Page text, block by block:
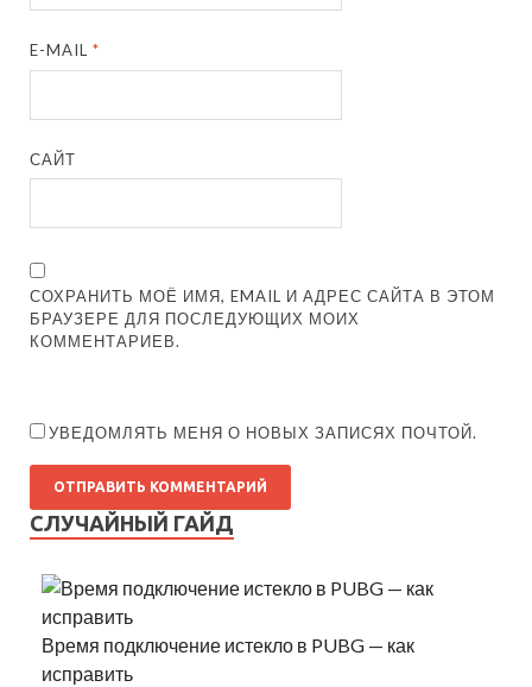
E-MAIL*
САЙТ
СОХРАНИТЬ МОЁ ИМЯ, EMAIL И АДРЕС САЙТА В ЭТОМ
БРАУЗЕРЕ ДЛЯ ПОСЛЕДУЮЩИХ МОИХ
КОММЕНТАРИЕВ.
УВЕДОМЛЯТЬ МЕНЯ О НОВЫХ ЗАПИСЯХ ПОЧТОЙ.
СЛУЧАЙНЫЙ ГАЙД
Время подключение истекло в PUBG — как
исправить